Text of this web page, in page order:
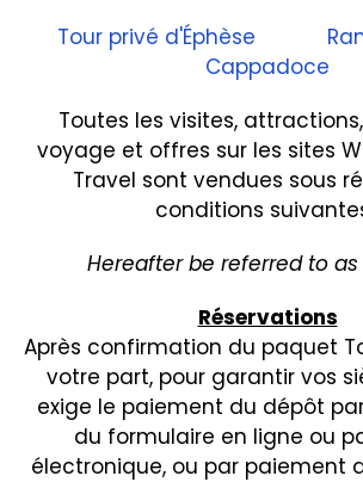
Tour privé d'Éphèse
Cappadoce
Toutes les visites,
voyage et offres sur les sites
Travel sont vendues sous
conditions
Hereafter be referred to as
Réservations
Après confirmation du paquet
votre part, pour garantir vos
exige le paiement du dépôt
du formulaire en ligne ou
électronique, ou par paiement